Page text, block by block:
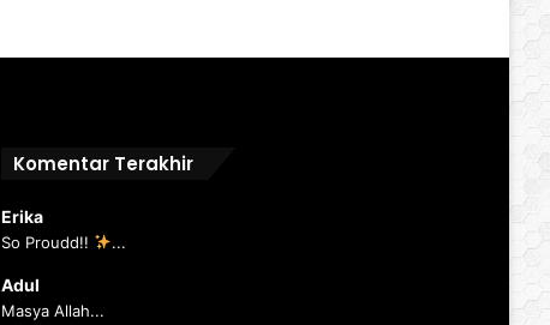
Komentar Terakhir
Erika
So Proudd!! ...
Adul
Masya Allah...